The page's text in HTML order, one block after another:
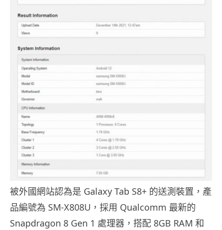
被外國網站認為是 Galaxy Tab S8+ 的送測裝置，產
品編號為 SM-X808U，採用 Qualcomm 最新的
Snapdragon 8 Gen 1 處理器，搭配 8GB RAM 和